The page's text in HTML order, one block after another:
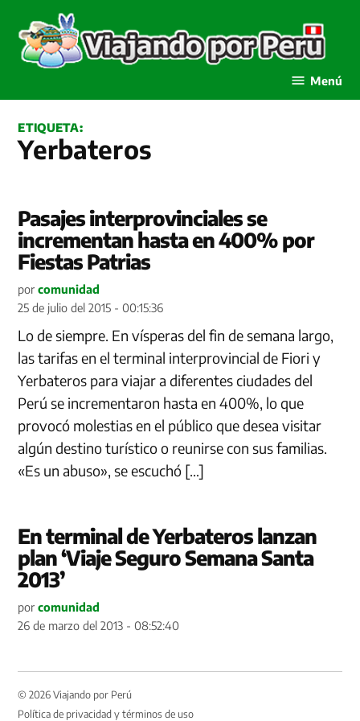
contenido
Menú
ETIQUETA:
Yerbateros
Pasajes interprovinciales se
incrementan hasta en 400% por
Fiestas Patrias
por comunidad
25 de julio del 2015 - 00:15:36
Lo de siempre. En vísperas del fin de semana largo,
las tarifas en el terminal interprovincial de Fiori y
Yerbateros para viajar a diferentes ciudades del
Perú se incrementaron hasta en 400%, lo que
provocó molestias en el público que desea visitar
algún destino turístico o reunirse con sus familias.
«Es un abuso», se escuchó […]
En terminal de Yerbateros lanzan
plan ‘Viaje Seguro Semana Santa
2013’
por comunidad
26 de marzo del 2013 - 08:52:40
© 2026 Viajando por Perú
Política de privacidad y términos de uso